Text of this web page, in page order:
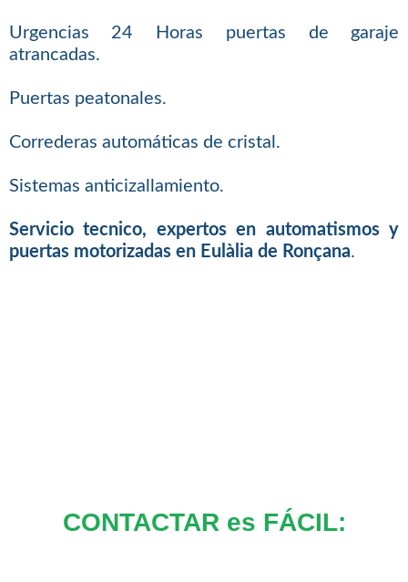
Urgencias 24 Horas puertas de garaje
atrancadas.
Puertas peatonales.
Correderas automáticas de cristal.
Sistemas anticizallamiento.
Servicio tecnico, expertos en automatismos y
puertas motorizadas en Eulàlia de Ronçana.
CONTACTAR es FÁCIL: